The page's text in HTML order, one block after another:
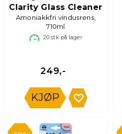
Clarity Glass Cleaner
Amoniakkfri vindusrens,
710ml
20 stk på lager
249,-
KJØP